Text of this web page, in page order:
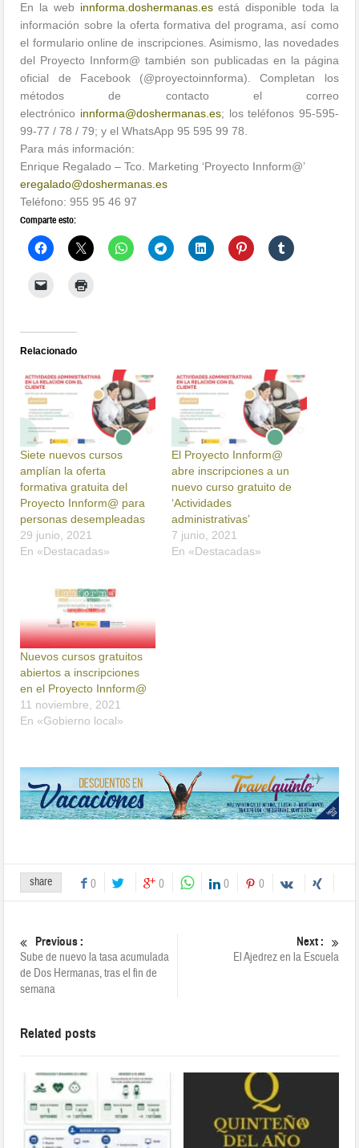
En la web innforma.doshermanas.esestá disponible toda la
información sobre la oferta formativa del programa, así como
el formulario online de inscripciones. Asimismo, las novedades
del Proyecto Innform@ también son publicadas en la página
oficial de Facebook (@proyectoinnforma). Completan los
métodos de contacto el correo
electrónico innforma@doshermanas.es; los teléfonos 95-595-
99-77 / 78 / 79; y el WhatsApp 95 595 99 78.
Para más información:
Enrique Regalado – Tco. Marketing ‘Proyecto Innform@’
eregalado@doshermanas.es
Teléfono: 955 95 46 97
Comparte esto:
Relacionado
Siete nuevos cursos
amplían la oferta
formativa gratuita del
Proyecto Innform@ para
personas desempleadas
29 junio, 2021
En «Destacadas»
El Proyecto Innform@
abre inscripciones a un
nuevo curso gratuito de
‘Actividades
administrativas’
7 junio, 2021
En «Destacadas»
Nuevos cursos gratuitos
abiertos a inscripciones
en el Proyecto Innform@
11 noviembre, 2021
En «Gobierno local»
share 0 0 0 0
Previous :
Sube de nuevo la tasa acumulada
de Dos Hermanas, tras el fin de
semana
Next :
El Ajedrez en la Escuela
Related posts